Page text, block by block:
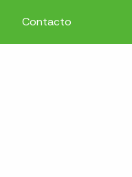
Contacto